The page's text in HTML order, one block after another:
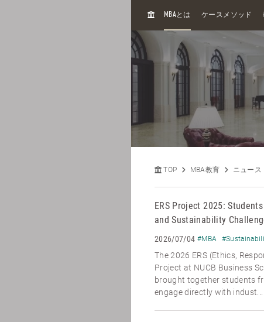
H
MBAとは ケースメソッド
TOP MBA教育 ニュース
ERS Project 2025:
and Sustainability
2026/07/04 #MBA
The 2026 ERS (Ethics,
Project at NUCB Business
brought together students
engage directly with indust...